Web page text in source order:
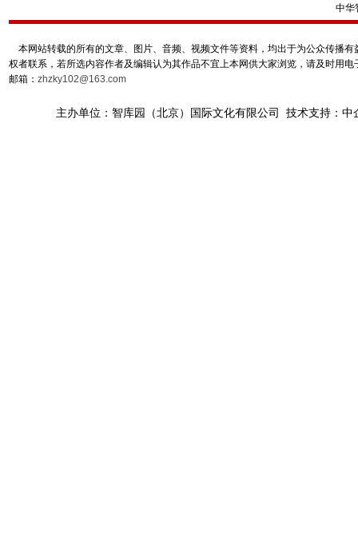
中华
本网站转载的所有的文章、图片、音频、视频文件等资料，均出于为公众传播
权者联系，若所选内容作者及编辑认为其作品不宜上本网供大家浏览，请及时用
邮箱： zhzky102@163.com
主办单位：智库园（北京）国际文化有限公司 技术支持：